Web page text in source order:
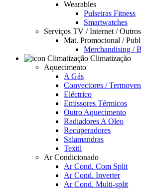
Wearables
Pulseiras Fitness
Smartwatches
Serviços TV / Internet / Outros
Mat. Promocional /
Merchandising /
Climatização
Aquecimento
A Gás
Convectores /
Eléctrico
Emissores Térmicos
Outro Aquecimento
Radiadores A Oleo
Recuperadores
Salamandras
Textil
Ar Condicionado
Ar Cond. Com Split
Ar Cond. Inverter
Ar Cond. Multi-split